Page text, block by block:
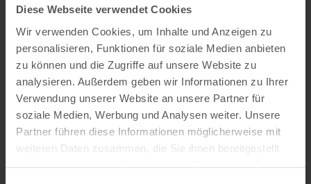
Diese Webseite verwendet Cookies
Wir verwenden Cookies, um Inhalte und Anzeigen zu
personalisieren, Funktionen für soziale Medien anbieten
zu können und die Zugriffe auf unsere Website zu
analysieren. Außerdem geben wir Informationen zu Ihrer
Verwendung unserer Website an unsere Partner für
soziale Medien, Werbung und Analysen weiter. Unsere
Partner führen diese Informationen möglicherweise mit
weiteren Daten zusammen, die Sie ihnen bereitgestellt